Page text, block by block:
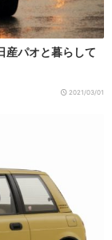
産パオと暮らして
2021/03/01